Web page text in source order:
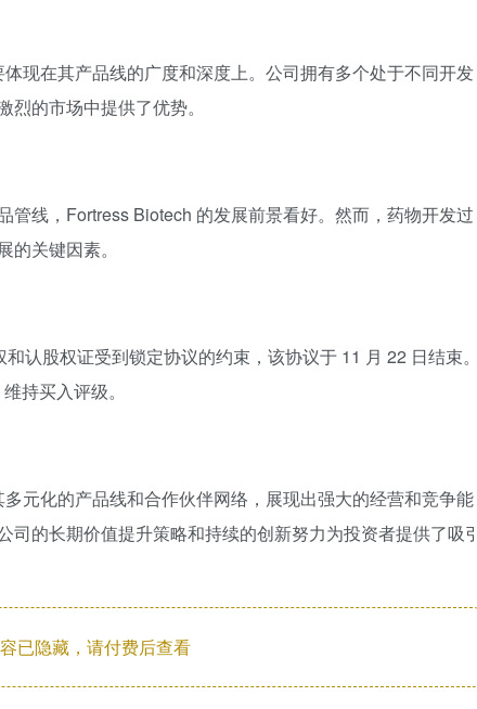
现在其产品线的广度和深度上。公司拥有多个处于不同开发
的市场中提供了优势。
线，Fortress Biotech 的发展前景看好。然而，药物开发过
关键因素。
认股权证受到锁定协议的约束，该协议于 11 月 22 日结束
持买入评级。
元化的产品线和合作伙伴网络，展现出强大的经营和竞争能
司的长期价值提升策略和持续的创新努力为投资者提供了吸
已隐藏，请付费后查看